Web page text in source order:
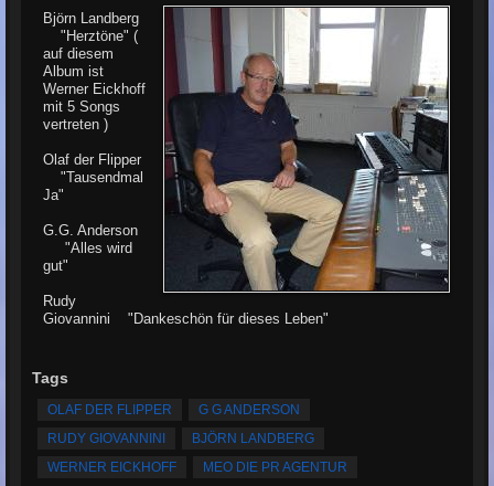
Björn Landberg
"Herztöne" (
auf diesem
Album ist
Werner Eickhoff
mit 5 Songs
vertreten )
Olaf der Flipper
"Tausendmal
Ja"
G.G. Anderson
"Alles wird
gut"
Rudy
Giovannini "Dankeschön für dieses Leben"
Tags
OLAF DER FLIPPER
G G ANDERSON
RUDY GIOVANNINI
BJÖRN LANDBERG
WERNER EICKHOFF
MEO DIE PR AGENTUR